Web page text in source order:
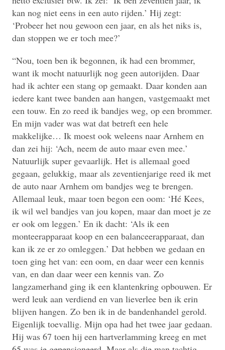
kan nog niet eens in een auto rijden.’ Hij zegt:
‘Probeer het nou gewoon een jaar, en als het niks is,
dan stoppen we er toch mee?’
“Nou, toen ben ik begonnen, ik had een brommer,
want ik mocht natuurlijk nog geen autorijden. Daar
had ik achter een stang op gemaakt. Daar konden aan
iedere kant twee banden aan hangen, vastgemaakt met
een touw. En zo reed ik bandjes weg, op een brommer.
En mijn vader was wat dat betreft een hele
makkelijke… Ik moest ook weleens naar Arnhem en
dan zei hij: ‘Ach, neem de auto maar even mee.’
Natuurlijk super gevaarlijk. Het is allemaal goed
gegaan, gelukkig, maar als zeventienjarige reed ik met
de auto naar Arnhem om bandjes weg te brengen.
Allemaal leuk, maar toen begon een oom: ‘Hé Kees,
ik wil wel bandjes van jou kopen, maar dan moet je ze
er ook om leggen.’ En ik dacht: ‘Als ik een
monteerapparaat koop en een balanceerapparaat, dan
kan ik ze er zo omleggen.’ Dat hebben we gedaan en
toen ging het van: een oom, en daar weer een kennis
van, en dan daar weer een kennis van. Zo
langzamerhand ging ik een klantenkring opbouwen. Er
werd leuk aan verdiend en van lieverlee ben ik erin
blijven hangen. Zo ben ik in de bandenhandel gerold.
Eigenlijk toevallig. Mijn opa had het twee jaar gedaan.
Hij was 67 toen hij een hartverlamming kreeg en met